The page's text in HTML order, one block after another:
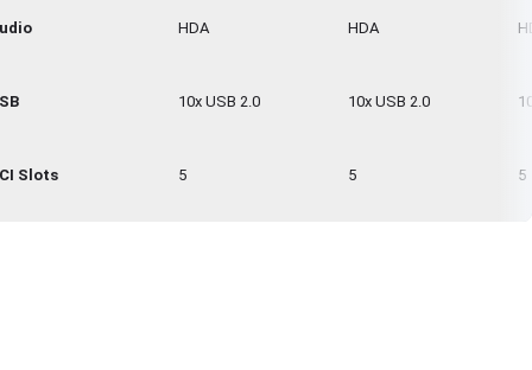
HDA HDA
10x USB 2.0 10x USB 2.0
Slots 5 5 5